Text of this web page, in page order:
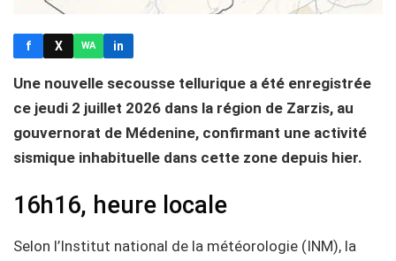
f X WA in
Une nouvelle secousse tellurique a été enregistrée
ce jeudi 2 juillet 2026 dans la région de Zarzis, au
gouvernorat de Médenine, confirmant une activité
sismique inhabituelle dans cette zone depuis hier.
16h16, heure locale
Selon l’Institut national de la météorologie (INM), la